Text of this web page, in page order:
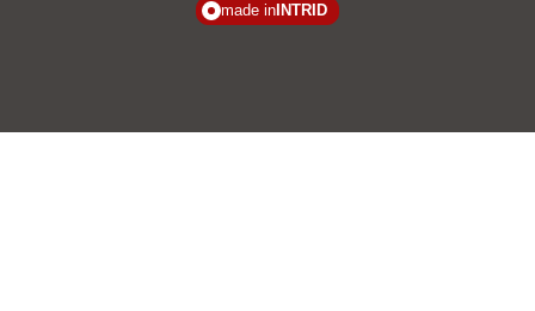
made in INTRID